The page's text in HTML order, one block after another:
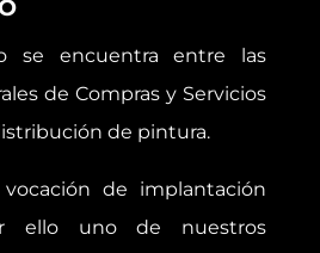
se encuentra entre las
de Compras y Servicios
de pintura.
de implantación
ello uno de nuestros